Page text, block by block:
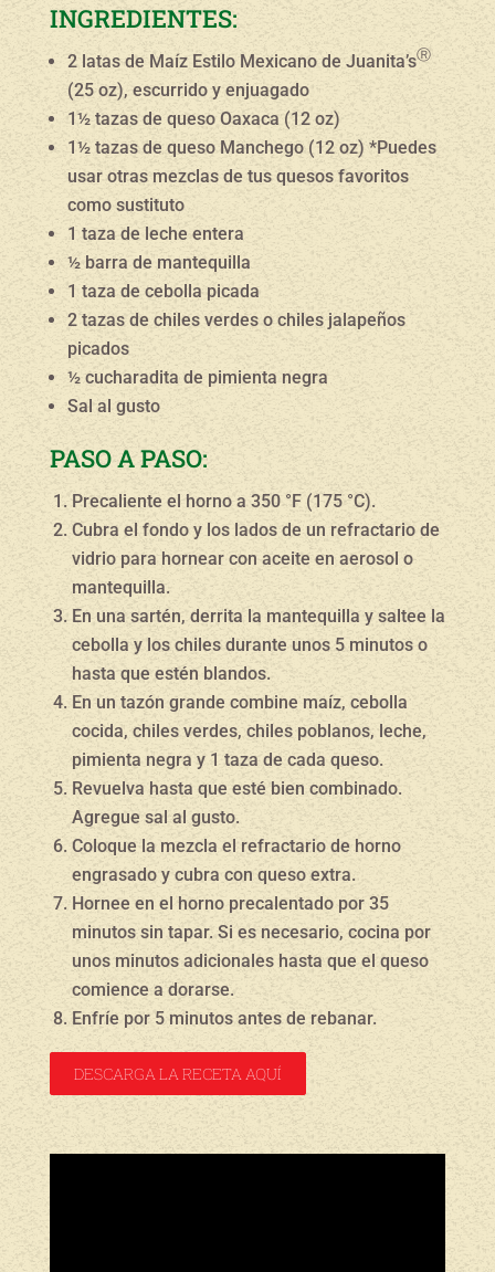
INGREDIENTES:
2 latas de Maíz Estilo Mexicano de Juanita’sⓇ
(25 oz), escurrido y enjuagado
1½ tazas de queso Oaxaca (12 oz)
1½ tazas de queso Manchego (12 oz) *Puedes
usar otras mezclas de tus quesos favoritos
como sustituto
1 taza de leche entera
½ barra de mantequilla
1 taza de cebolla picada
2 tazas de chiles verdes o chiles jalapeños
picados
½ cucharadita de pimienta negra
Sal al gusto
PASO A PASO:
Precaliente el horno a 350 °F (175 °C).
Cubra el fondo y los lados de un refractario de
vidrio para hornear con aceite en aerosol o
mantequilla.
En una sartén, derrita la mantequilla y saltee la
cebolla y los chiles durante unos 5 minutos o
hasta que estén blandos.
En un tazón grande combine maíz, cebolla
cocida, chiles verdes, chiles poblanos, leche,
pimienta negra y 1 taza de cada queso.
Revuelva hasta que esté bien combinado.
Agregue sal al gusto.
Coloque la mezcla el refractario de horno
engrasado y cubra con queso extra.
Hornee en el horno precalentado por 35
minutos sin tapar. Si es necesario, cocina por
unos minutos adicionales hasta que el queso
comience a dorarse.
Enfríe por 5 minutos antes de rebanar.
DESCARGA LA RECETA AQUÍ